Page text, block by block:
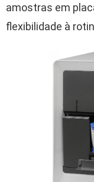
amostras em
flexibilidade à